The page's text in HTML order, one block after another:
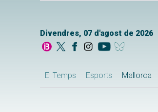
Divendres, 07 d'agost de 2026
El Temps Esports Mallorca